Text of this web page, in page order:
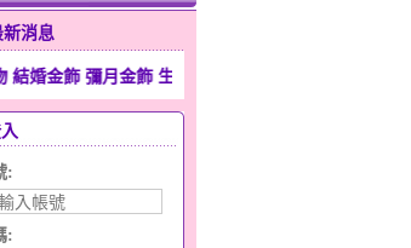
新消息
彌月金飾 生日禮物 滿月金飾 週年紀念禮物 開運金飾
:
: